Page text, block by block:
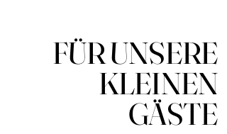
FÜR UNSERE
KLEINEN
GÄSTE